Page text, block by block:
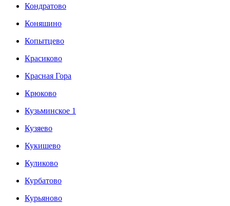
Кондратово
Коняшино
Копытцево
Красиково
Красная Гора
Крюково
Кузьминское 1
Кузяево
Кукишево
Куликово
Курбатово
Курьяново